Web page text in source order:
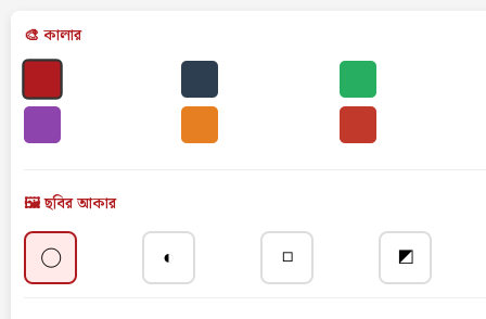
🎨 কালার
🖼️ ছবির আকার
◯ ◐ ◻ ◩